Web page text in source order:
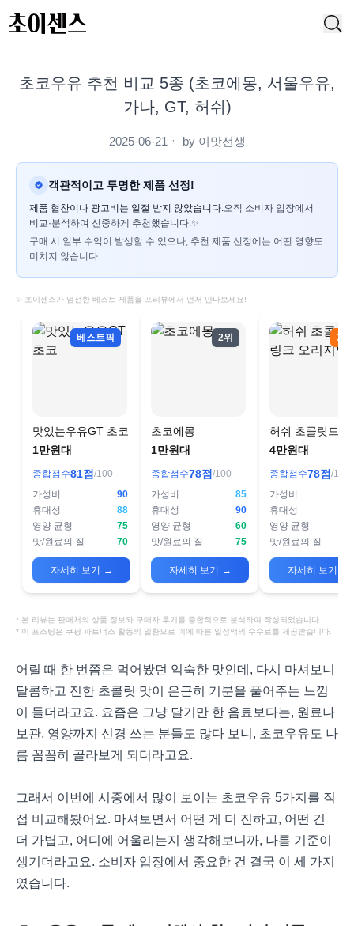
초코우유 추천 비교 5종 (초코에몽, 서울우유,
가나, GT, 허쉬)
2025-06-21 ㆍ by 이맛선생
객관적이고 투명한 제품 선정!
제품 협찬이나 광고비는 일절 받지 않았습니다.오직 소비자 입장에서
비교·분석하여 신중하게 추천했습니다.✨
구매 시 일부 수익이 발생할 수 있으나, 추천 제품 선정에는 어떤 영향도
미치지 않습니다.
✨ 초이센스가 엄선한 베스트 제품을 프리뷰에서 먼저 만나보세요!
베스트픽
맛있는우유GT 초코
1만원대
종합점수81점 /100
가성비
90
휴대성
88
영양 균형
75
맛/원료의 질
70
자세히 보기 →
2위
초코에몽
1만원대
종합점수78점 /100
가성비
85
휴대성
90
영양 균형
60
맛/원료의 질
75
자세히 보기 →
3위
허쉬 초콜릿드링
오리지널
4만원대
종합점수78점 /100
가성비
휴대성
영양 균형
맛/원료의 질
자세히 보기
* 본 리뷰는 판매처의 상품 정보와 구매자 후기를 종합적으로 분석하여 작성되었습니다
* 이 포스팅은 쿠팡 파트너스 활동의 일환으로 이에 따른 일정액의 수수료를 제공받습니다.
어릴 때 한 번쯤은 먹어봤던 익숙한 맛인데, 다시 마셔보니
달콤하고 진한 초콜릿 맛이 은근히 기분을 풀어주는 느낌
이 들더라고요. 요즘은 그냥 달기만 한 음료보다는, 원료나
보관, 영양까지 신경 쓰는 분들도 많다 보니, 초코우유도 나
름 꼼꼼히 골라보게 되더라고요.
그래서 이번에 시중에서 많이 보이는 초코우유 5가지를 직
접 비교해봤어요. 마셔보면서 어떤 게 더 진하고, 어떤 건
더 가볍고, 어디에 어울리는지 생각해보니까, 나름 기준이
생기더라고요. 소비자 입장에서 중요한 건 결국 이 세 가지
였습니다.